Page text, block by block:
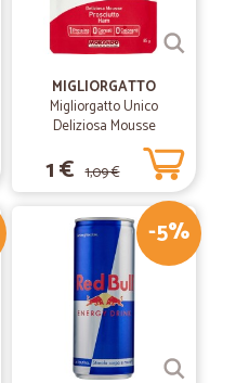
MIGLIORGATTO
Migliorgatto Unico
Deliziosa Mousse
Prosciutto 85 gr.
1 € 1,09 €
-5%